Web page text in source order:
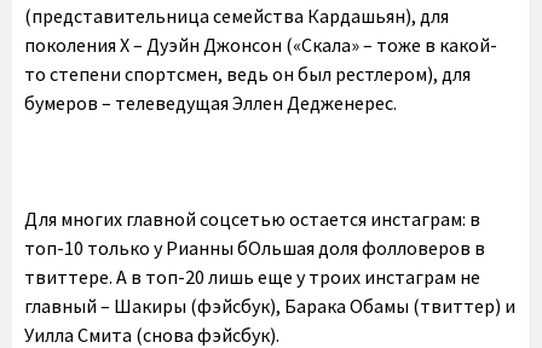
(представительница семейства Кардашьян), для
поколения X – Дуэйн Джонсон («Скала» – тоже в какой-
то степени спортсмен, ведь он был рестлером), для
бумеров – телеведущая Эллен Дедженерес.
Для многих главной соцсетью остается инстаграм: в
топ-10 только у Рианны бОльшая доля фолловеров в
твиттере. А в топ-20 лишь еще у троих инстаграм не
главный – Шакиры (фэйсбук), Барака Обамы (твиттер) и
Уилла Смита (снова фэйсбук).